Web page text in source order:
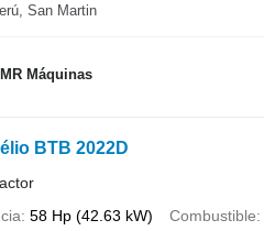
San Martin
Máquinas
BTB 2022D
58 Hp (42.63 kW) Combustible